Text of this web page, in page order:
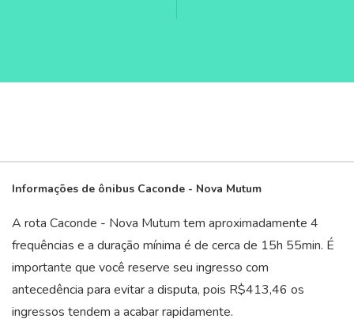
Informações de ônibus Caconde - Nova Mutum
A rota Caconde - Nova Mutum tem aproximadamente 4
frequências e a duração mínima é de cerca de 15h 55min. É
importante que você reserve seu ingresso com
antecedência para evitar a disputa, pois R$413,46 os
ingressos tendem a acabar rapidamente.